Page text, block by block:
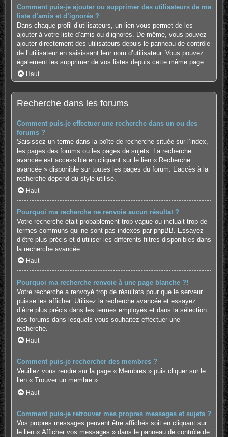
Comment puis-je ajouter ou supprimer des utilisateurs de ma
liste d’amis et d’ignorés ?
Dans chaque profil d’utilisateurs, un lien vous permet de les
ajouter à votre liste d’amis ou d’ignorés. De même, vous pouvez
ajouter directement des utilisateurs depuis le panneau de contrôle
de l’utilisateur en saisissant leur nom d’utilisateur. Vous pouvez
également les supprimer de vos listes depuis cette même page.
Haut
Recherche dans les forums
Comment puis-je effectuer une recherche dans un ou des
forums ?
Saisissez un terme dans la boîte de recherche située sur l’index,
les pages des forums ou les pages de sujets. La recherche
avancée est accessible en cliquant sur le lien « Recherche
avancée » disponible sur toutes les pages du forum. L’accès à la
recherche dépend du style utilisé.
Haut
Pourquoi ma recherche ne renvoie aucun résultat ?
Votre recherche était probablement trop vague ou incluait trop de
termes communs qui ne sont pas indexés par phpBB. Essayez
d’être plus précis et d’utiliser les différents filtres disponibles dans
la recherche avancée.
Haut
Pourquoi ma recherche renvoie à une page blanche ?!
Votre recherche a renvoyé trop de résultats pour que le serveur
puisse les afficher. Utilisez la recherche avancée et essayez
d’être plus précis dans les termes employés et dans la sélection
des forums dans lesquels vous souhaitez effectuer une
recherche.
Haut
Comment puis-je rechercher des membres ?
Veuillez vous rendre sur la page « Membres » puis cliquer sur le
lien « Trouver un membre ».
Haut
Comment puis-je retrouver mes propres messages et sujets ?
Vos propres messages peuvent être affichés soit en cliquant sur
le lien « Afficher vos messages » dans le panneau de contrôle de